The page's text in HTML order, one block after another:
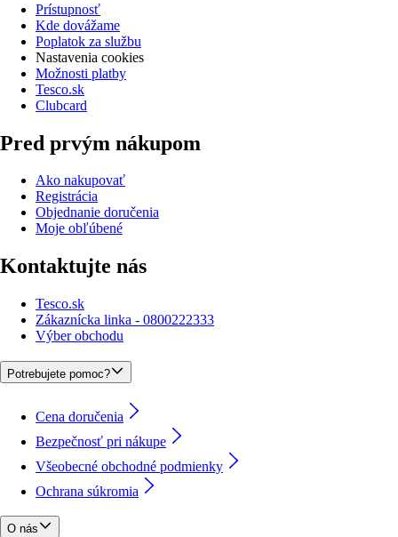
Prístupnosť
Kde dovážame
Poplatok za službu
Nastavenia cookies
Možnosti platby
Tesco.sk
Clubcard
Pred prvým nákupom
Ako nakupovať
Registrácia
Objednanie doručenia
Moje obľúbené
Kontaktujte nás
Tesco.sk
Zákaznícka linka - 0800222333
Výber obchodu
Potrebujete pomoc?
Cena doručenia
Bezpečnosť pri nákupe
Všeobecné obchodné podmienky
Ochrana súkromia
O nás